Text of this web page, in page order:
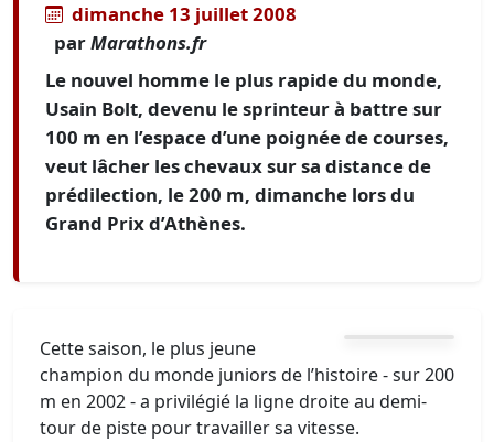
dimanche 13 juillet 2008
parMarathons.fr
Le nouvel homme le plus rapide du monde,
Usain Bolt, devenu le sprinteur à battre sur
100 m en l’espace d’une poignée de courses,
veut lâcher les chevaux sur sa distance de
prédilection, le 200 m, dimanche lors du
Grand Prix d’Athènes.
Cette saison, le plus jeune
champion du monde juniors de l’histoire - sur 200
m en 2002 - a privilégié la ligne droite au demi-
tour de piste pour travailler sa vitesse.